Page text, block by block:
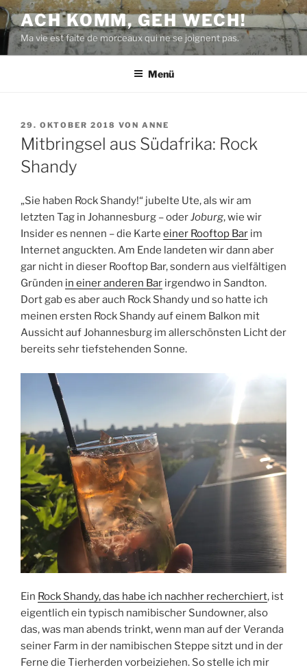
Zum
Inhalt
springen
ACH KOMM, GEH WECH!
Ma vie est faite de morceaux qui ne se joignent pas.
Menü
VERÖFFENTLICHT
AM
29. OKTOBER 2018 VON ANNE
Mitbringsel aus Südafrika: Rock
Shandy
„Sie haben Rock Shandy!“ jubelte Ute, als wir am
letzten Tag in Johannesburg – oderJoburg, wie wir
Insider es nennen – die Karte einer Rooftop Bar im
Internet anguckten. Am Ende landeten wir dann aber
gar nicht in dieser Rooftop Bar, sondern aus vielfältigen
Gründen in einer anderen Bar irgendwo in Sandton.
Dort gab es aber auch Rock Shandy und so hatte ich
meinen ersten Rock Shandy auf einem Balkon mit
Aussicht auf Johannesburg im allerschönsten Licht der
bereits sehr tiefstehenden Sonne.
Ein Rock Shandy, das habe ich nachher recherchiert, ist
eigentlich ein typisch namibischer Sundowner, also
das, was man abends trinkt, wenn man auf der Veranda
seiner Farm in der namibischen Steppe sitzt und in der
Ferne die Tierherden vorbeiziehen. So stelle ich mir